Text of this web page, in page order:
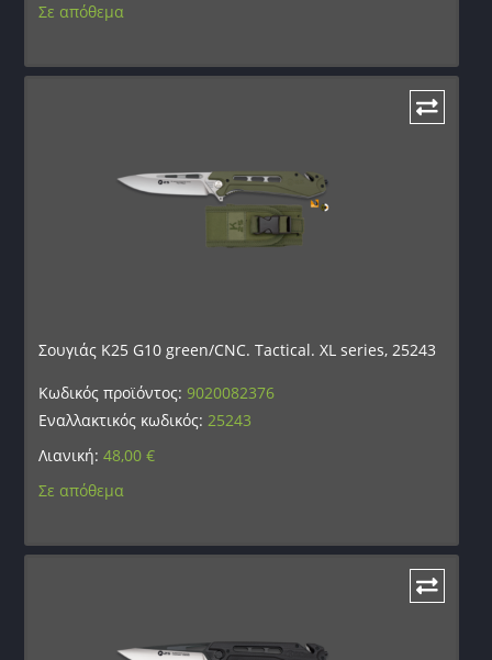
Σε απόθεμα
Σουγιάς K25 G10 green/CNC. Tactical. XL series, 25243
Κωδικός προϊόντος:9020082376
Εναλλακτικός κωδικός:25243
Λιανική:48,00€
Σε απόθεμα